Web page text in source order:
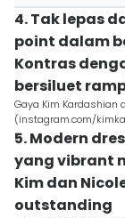
4. Tak lepas
point dalam
Kontras
bersiluet
Gaya Kim Kardashian
(instagram.com/
5. Modern
yang vibrant
Kim dan
outstanding